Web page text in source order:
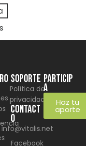
SOPORTE
Política de
privacidad
CONTACT
O
info@vitalis.net
Facebook
Particip
a
Haz tu
aporte